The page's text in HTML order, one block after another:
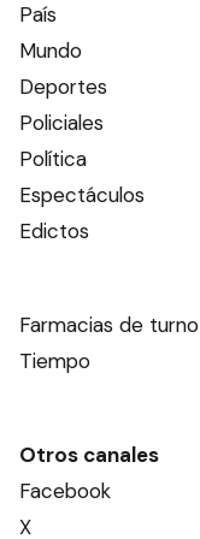
País
Mundo
Deportes
Policiales
Política
Espectáculos
Edictos
Farmacias de turno
Tiempo
Otros canales
Facebook
X